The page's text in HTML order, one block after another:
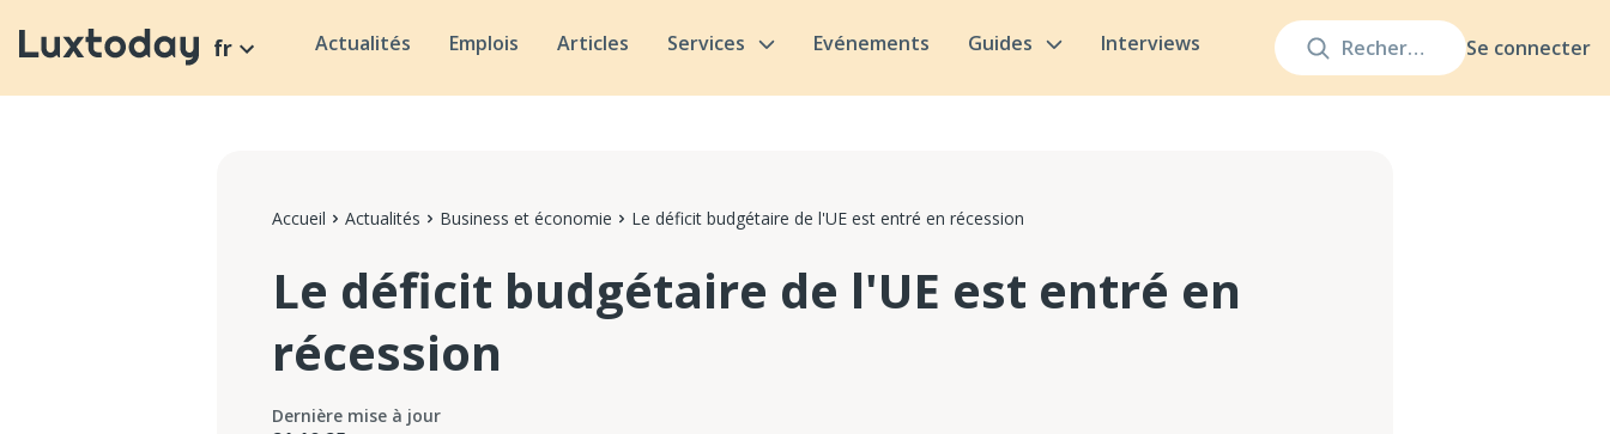
Se connecter
fr Actualités Emplois Articles Services Evénements Guides Interviews
Accueil Actualités Business et économie Le déficit budgétaire de l'UE est entré en récession
Le déficit budgétaire de l'UE est entré en
récession
Dernière mise à jour